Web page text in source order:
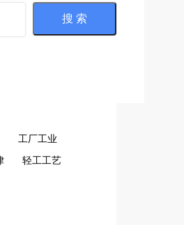
搜 索
工厂工业
轻工工艺